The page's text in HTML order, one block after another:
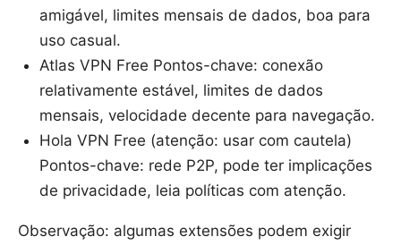
amigável, limites mensais de dados, boa para
uso casual.
Atlas VPN Free Pontos-chave: conexão
relativamente estável, limites de dados
mensais, velocidade decente para navegação.
Hola VPN Free (atenção: usar com cautela)
Pontos-chave: rede P2P, pode ter implicações
de privacidade, leia políticas com atenção.
Observação: algumas extensões podem exigir